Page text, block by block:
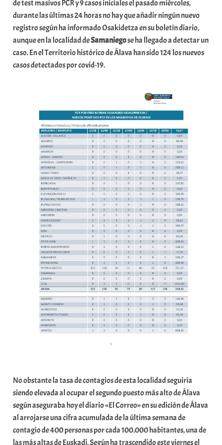
i
t
a
t
e
de test masivos PCR y 9 casos iniciales el pasado miércoles,
durante las últimas 24 horas no hay que añadir ningún nuevo
registro según ha informado Osakidetza en su boletín diario,
aunque en la localidad deSamaniegose ha llegado a detectar un
caso. En el Territorio histórico de Álava han sido 124 los nuevos
casos detectados por covid-19.
No obstante la tasa de contagios de esta localidad seguiría
siendo elevada al ocupar el segundo puesto más alto de Álava
según aseguraba hoy el diario «El Correo» en su edición de Álava
al arrojarse una cifra acumulada de la última semana de
contagio de 400 personas por cada 100.000 habitantes, una de
las más altas de Euskadi. Según ha trascendido este viernes el